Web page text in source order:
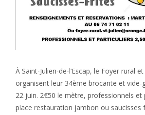
À Saint-Julien-de-l’Escap, le Foyer rural et
organisent leur 34ème brocante et vide-
22 juin. 2€50 le mètre, professionnels et
place restauration jambon ou saucisses